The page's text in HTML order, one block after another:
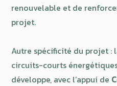
renouvelable et de
projet.
Autre spécificité du projet :
circuits-courts
développe, avec l’appui de